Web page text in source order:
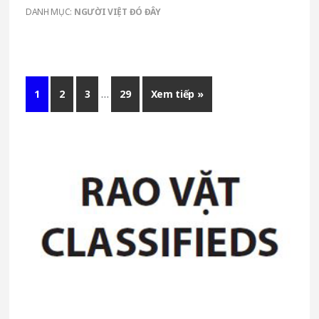
DANH MỤC: NGƯỜI VIỆT ĐÓ ĐÂY
Go
1
Go
2
Go
3
Interim
pages
…
Go
29 Xem tiếp »
Sidebar